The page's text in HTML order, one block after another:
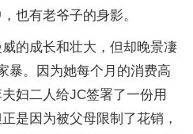
也有老爷子的身影。
的成长和壮大，但却晚景凄
暴。因为她每个月的消费高
妇二人给JC签署了一份用
是因为被父母限制了花销，